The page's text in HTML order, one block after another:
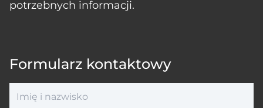
potrzebnych informacji.
Formularz kontaktowy